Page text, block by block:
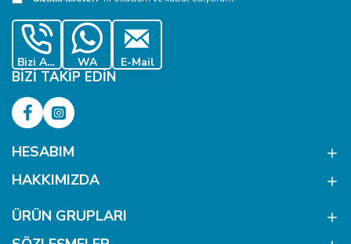
doğrulanmalıdır.
Çok kalın veya sert kumaşlar kapağın düzgün
kapanmasını engelleyebilir.
İnce, esnek veya seyrek dokulu kumaşlarda
destekleme gerekebilir.
Gerçek üretim kumaşıyla numune yapılmadan seri
montaja geçilmemelidir.
Kullanım Alanları
Bizi Ara WA E-Mail
BIZI TAKIP EDIN
HESABIM
HAKKIMIZDA
ÜRÜN GRUPLARI